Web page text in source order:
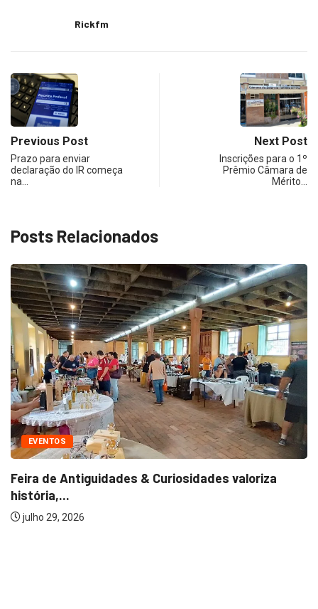
Rickfm
Previous Post
Prazo para enviar
declaração do IR começa
na…
Next Post
Inscrições para o 1º
Prêmio Câmara de
Mérito…
Posts Relacionados
EVENTOS
Feira de Antiguidades & Curiosidades valoriza
história,...
julho 29, 2026